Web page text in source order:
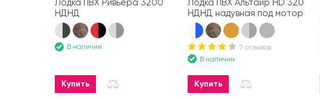
НДНД
В наличии
Купить
НДНД надувная под мотор
7 отзывов
В наличии
Купить